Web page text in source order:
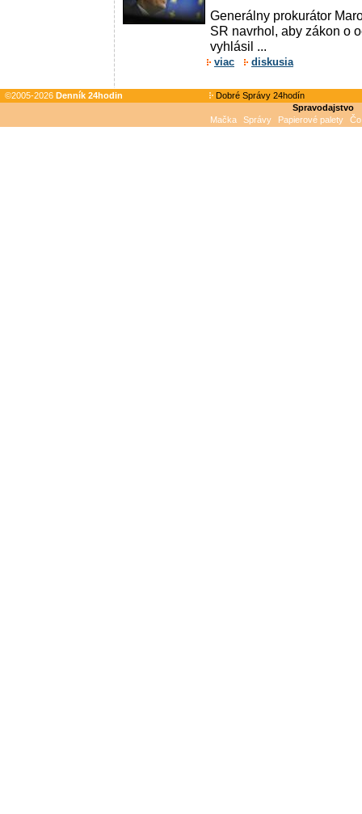
Generálny prokurátor
SR navrhol, aby zákon o
vyhlásil ...
viac diskusia
©2005-2026 Denník 24hodin
Dobré Správy 24hodín
Spravodajstvo
Mačka
Správy Papierové palety